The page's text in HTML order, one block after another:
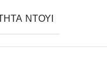
ΝΤΟΥΊ